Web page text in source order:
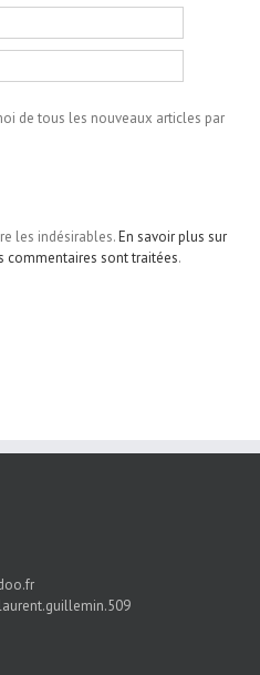
de tous les nouveaux articles par
les indésirables.En savoir plus sur
commentaires sont traitées.